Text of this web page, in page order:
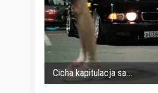
Cicha kapitulacja sa